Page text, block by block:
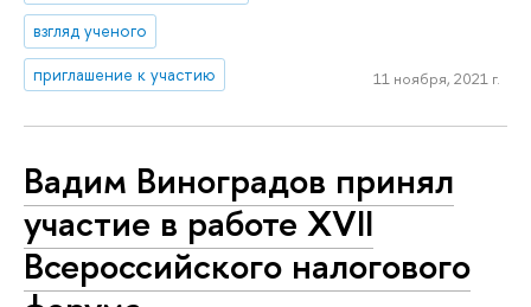
взгляд ученого
приглашение к участию
11 ноября, 2021 г.
Вадим Виноградов принял
участие в работе XVII
Всероссийского налогового